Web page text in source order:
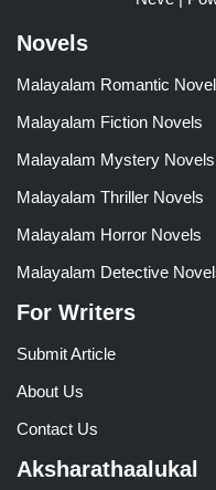
Novels
Malayalam Romantic
Malayalam Fiction Novels
Malayalam Mystery Novels
Malayalam Thriller Novels
Malayalam Horror Novels
Malayalam Detective
For Writers
Submit Article
About Us
Contact Us
Aksharathaalukal